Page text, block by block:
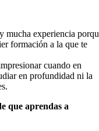
mucha experiencia
formación a la que te
cuando en
en profundidad ni la
que aprendas a